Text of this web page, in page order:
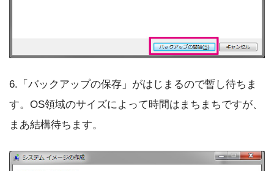
6.「バックアップの保存」がはじまるので暫し待ちま
す。OS領域のサイズによって時間はまちまちですが、
まあ結構待ちます。